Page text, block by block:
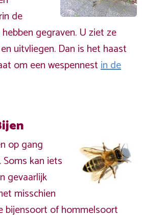
de
gegraven. U ziet ze
uitvliegen. Dan is het haast
om een wespennestin de
op gang
kan iets
gevaarlijk
misschien
bijensoort of hommelsoort